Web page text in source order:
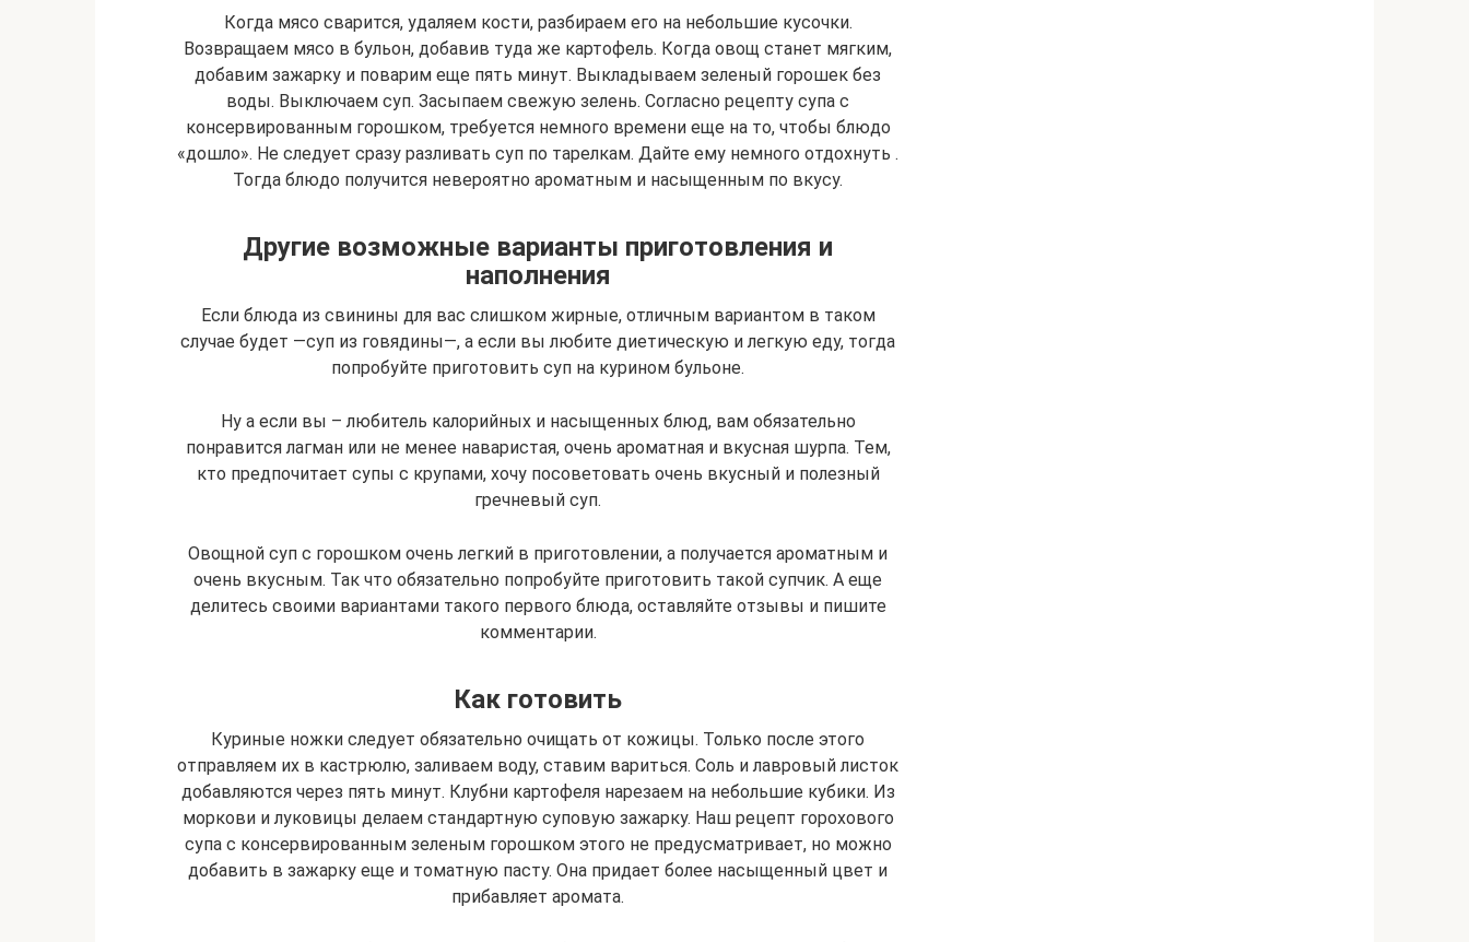
Когда мясо сварится, удаляем кости, разбираем его на небольшие кусочки.
Возвращаем мясо в бульон, добавив туда же картофель. Когда овощ станет мягким,
добавим зажарку и поварим еще пять минут. Выкладываем зеленый горошек без
воды. Выключаем суп. Засыпаем свежую зелень. Согласно рецепту супа с
консервированным горошком, требуется немного времени еще на то, чтобы блюдо
«дошло». Не следует сразу разливать суп по тарелкам. Дайте ему немного отдохнуть .
Тогда блюдо получится невероятно ароматным и насыщенным по вкусу.
Другие возможные варианты приготовления и
наполнения
Если блюда из свинины для вас слишком жирные, отличным вариантом в таком
случае будет —суп из говядины—, а если вы любите диетическую и легкую еду, тогда
попробуйте приготовить суп на курином бульоне.
Ну а если вы – любитель калорийных и насыщенных блюд, вам обязательно
понравится лагман или не менее наваристая, очень ароматная и вкусная шурпа. Тем,
кто предпочитает супы с крупами, хочу посоветовать очень вкусный и полезный
гречневый суп.
Овощной суп с горошком очень легкий в приготовлении, а получается ароматным и
очень вкусным. Так что обязательно попробуйте приготовить такой супчик. А еще
делитесь своими вариантами такого первого блюда, оставляйте отзывы и пишите
комментарии.
Как готовить
Куриные ножки следует обязательно очищать от кожицы. Только после этого
отправляем их в кастрюлю, заливаем воду, ставим вариться. Соль и лавровый листок
добавляются через пять минут. Клубни картофеля нарезаем на небольшие кубики. Из
моркови и луковицы делаем стандартную суповую зажарку. Наш рецепт горохового
супа с консервированным зеленым горошком этого не предусматривает, но можно
добавить в зажарку еще и томатную пасту. Она придает более насыщенный цвет и
прибавляет аромата.